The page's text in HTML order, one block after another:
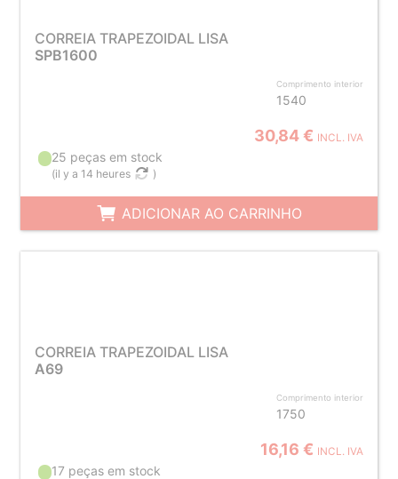
CORREIA TRAPEZOIDAL LISA
SPB1600
Comprimento interior
1540
30,84 € INCL. IVA
25 peças em stock
(il y a 14 heures )
ADICIONAR AO CARRINHO
CORREIA TRAPEZOIDAL LISA
A69
Comprimento interior
1750
16,16 € INCL. IVA
17 peças em stock